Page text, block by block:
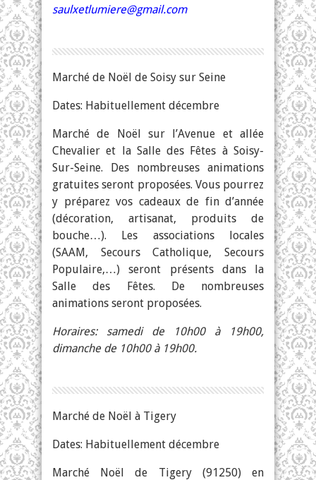
saulxetlumiere@gmail.com
Marché de Noël de Soisy sur Seine
Dates: Habituellement décembre
Marché de Noël sur l’Avenue et allée
Chevalier et la Salle des Fêtes à Soisy-
Sur-Seine. Des nombreuses animations
gratuites seront proposées. Vous pourrez
y préparez vos cadeaux de fin d’année
(décoration, artisanat, produits de
bouche…). Les associations locales
(SAAM, Secours Catholique, Secours
Populaire,…) seront présents dans la
Salle des Fêtes. De nombreuses
animations seront proposées.
Horaires: samedi de 10h00 à 19h00,
dimanche de 10h00 à 19h00.
Marché de Noël à Tigery
Dates: Habituellement décembre
Marché Noël de Tigery (91250) en